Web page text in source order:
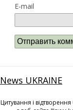
E-mail
News UKRAINE
Цитування і відтворення